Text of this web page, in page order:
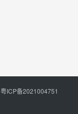
粤ICP备2021004751